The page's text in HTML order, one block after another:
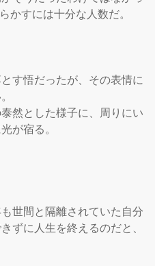
すには十分な人数だ。
す悟だったが、その表情に
然とした様子に、周りにい
が宿る。
世間と隔離されていた自分
ずに人生を終えるのだと、